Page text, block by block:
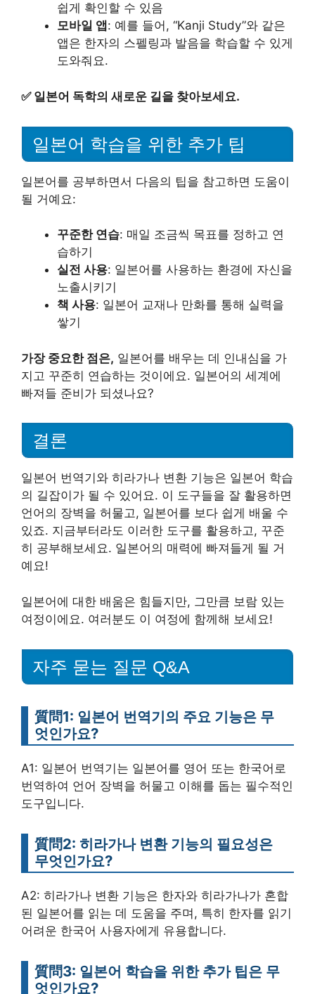
쉽게 확인할 수 있음
모바일 앱 : 예를 들어, “Kanji Study”와 같은
앱은 한자의 스펠링과 발음을 학습할 수 있게
도와줘요.
✅ 일본어 독학의 새로운 길을 찾아보세요.
일본어 학습을 위한 추가 팁
일본어를 공부하면서 다음의 팁을 참고하면 도움이
될 거예요:
꾸준한 연습: 매일 조금씩 목표를 정하고 연
습하기
실전 사용: 일본어를 사용하는 환경에 자신을
노출시키기
책 사용: 일본어 교재나 만화를 통해 실력을
쌓기
가장 중요한 점은, 일본어를 배우는 데 인내심을 가
지고 꾸준히 연습하는 것이에요. 일본어의 세계에
빠져들 준비가 되셨나요?
결론
일본어 번역기와 히라가나 변환 기능은 일본어 학습
의 길잡이가 될 수 있어요. 이 도구들을 잘 활용하면
언어의 장벽을 허물고, 일본어를 보다 쉽게 배울 수
있죠. 지금부터라도 이러한 도구를 활용하고, 꾸준
히 공부해보세요. 일본어의 매력에 빠져들게 될 거
예요!
일본어에 대한 배움은 힘들지만, 그만큼 보람 있는
여정이에요. 여러분도 이 여정에 함께해 보세요!
자주 묻는 질문 Q&A
質問1: 일본어 번역기의 주요 기능은 무
엇인가요?
A1: 일본어 번역기는 일본어를 영어 또는 한국어로
번역하여 언어 장벽을 허물고 이해를 돕는 필수적인
도구입니다.
質問2: 히라가나 변환 기능의 필요성은
무엇인가요?
A2: 히라가나 변환 기능은 한자와 히라가나가 혼합
된 일본어를 읽는 데 도움을 주며, 특히 한자를 읽기
어려운 한국어 사용자에게 유용합니다.
質問3: 일본어 학습을 위한 추가 팁은 무
엇인가요?